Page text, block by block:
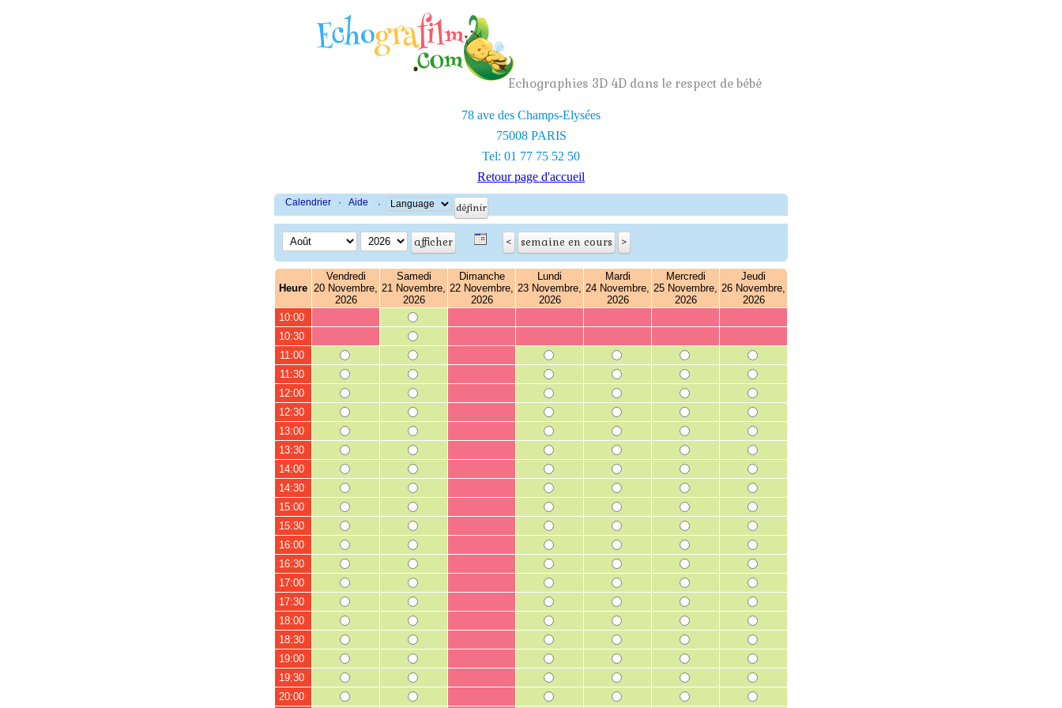
Echographies 3D 4D dans le respect de bébé
78 ave des Champs-Elysées
75008 PARIS
Tel: 01 77 75 52 50
Retour page d'accueil
Calendrier · Aide ·
Heure
Vendredi
20 Novembre,
2026
Samedi
21 Novembre,
2026
Dimanche
22 Novembre,
2026
Lundi
23 Novembre,
2026
Mardi
24 Novembre,
2026
Mercredi
25 Novembre,
2026
Jeudi
26 Novembre,
2026
10:00
10:30
11:00
11:30
12:00
12:30
13:00
13:30
14:00
14:30
15:00
15:30
16:00
16:30
17:00
17:30
18:00
18:30
19:00
19:30
20:00